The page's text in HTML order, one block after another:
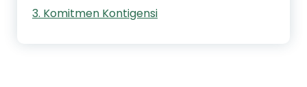
3. Komitmen Kontigensi